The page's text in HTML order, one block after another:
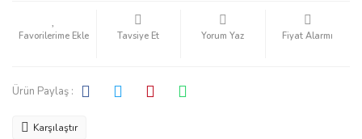
Tavsiye Et Yorum Yaz Fiyat Alarmı
Ürün Paylaş :
Karşılaştır